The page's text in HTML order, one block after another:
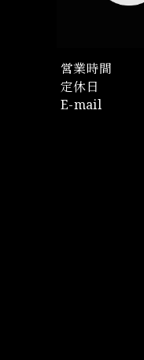
営業時間
定休日
E-mail